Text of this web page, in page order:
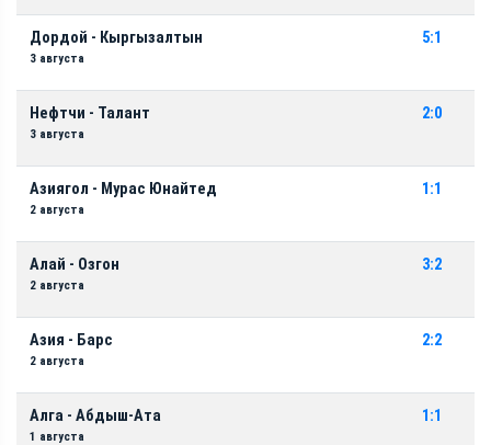
Дордой - Кыргызалтын
3 августа
5:1
Нефтчи - Талант
3 августа
2:0
Азиягол - Мурас Юнайтед
2 августа
1:1
Алай - Озгон
2 августа
3:2
Азия - Барс
2 августа
2:2
Алга - Абдыш-Ата
1 августа
1:1